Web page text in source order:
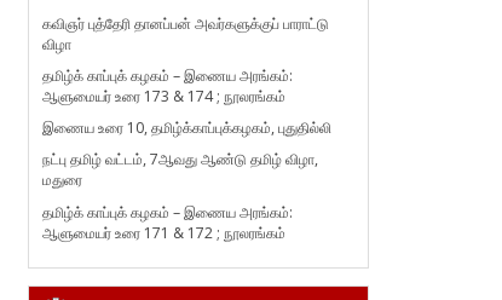
கவிஞர் புத்தேரி தானப்பன் அவர்களுக்குப் பாராட்டு
விழா
தமிழ்க் காப்புக் கழகம் – இணைய அரங்கம்:
ஆளுமையர் உரை 173 & 174 ; நூலரங்கம்
இணைய உரை 10, தமிழ்க்காப்புக்கழகம், புதுதில்லி
நட்பு தமிழ் வட்டம், 7ஆவது ஆண்டு தமிழ் விழா,
மதுரை
தமிழ்க் காப்புக் கழகம் – இணைய அரங்கம்:
ஆளுமையர் உரை 171 & 172 ; நூலரங்கம்